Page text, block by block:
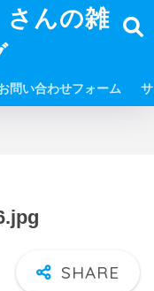
さんの雑
問い合わせフォーム